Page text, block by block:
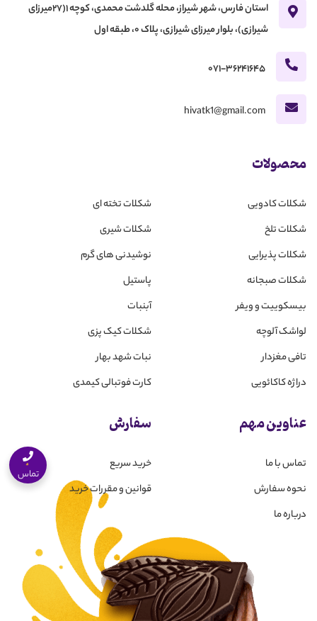
تماس
استان فارس، شهر شیراز، محله گلدشت محمدی، کوچه 1(27میرزای
شیرازی)، بلوار میرزای شیرازی، پلاک 0، طبقه اول
071-36241645
hivatk1@gmail.com
محصولات
شکلات کادویی
شکلات تلخ
شکلات پذیرایی
شکلات صبجانه
بیسکوییت و ویفر
لواشک آلوچه
تافی مغزدار
دراژه کاکائویی
شکلات تخته ای
شکلات شیری
نوشیدنی های گرم
پاستیل
آبنبات
شکلات کیک پزی
نبات شهد بهار
کارت فوتبالی کیمدی
عناوین مهم
تماس با ما
نحوه سفارش
درباره ما
سفارش
خرید سریع
قوانین و مقررات خرید